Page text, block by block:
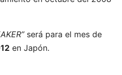
será para el mes de
en Japón.